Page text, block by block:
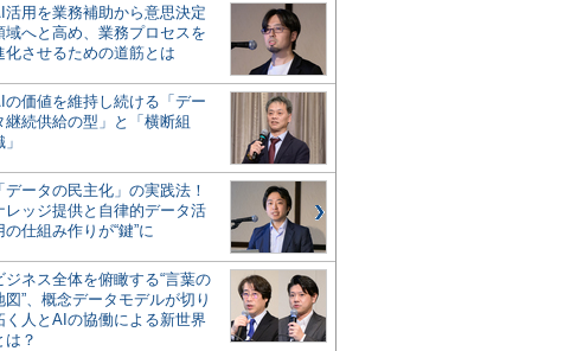
活用を業務補助から意思決定
域へと高め、業務プロセスを
化させるための道筋とは
の価値を維持し続ける「デー
継続供給の型」と「横断組
「データの民主化」の実践法！
レッジ提供と自律的データ活
の仕組み作りが“鍵”に
ジネス全体を俯瞰する“言葉の
図”、概念データモデルが切り
く人とAIの協働による新世界
は？